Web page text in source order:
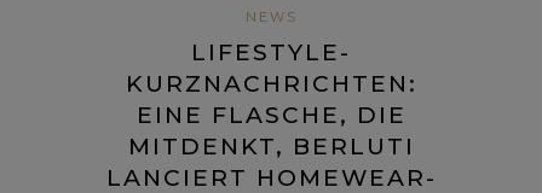
NEWS
LIFESTYLE-
KURZNACHRICHTEN:
EINE FLASCHE, DIE
MITDENKT, BERLUTI
LANCIERT HOMEWEAR-